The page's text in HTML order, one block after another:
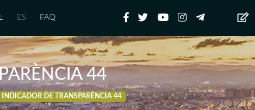
ES FAQ
44
INDICADOR DE TRANSPARÈNCIA 44